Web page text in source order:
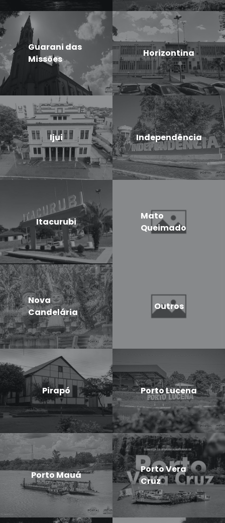
Guarani das
Missões
Horizontina
Ijui Independência
Itacurubi
Mato
Queimado
Nova
Candelária
Outros
Pirapó Porto Lucena
Porto Mauá
Porto Vera
Cruz